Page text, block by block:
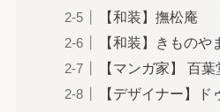
【和装】撫松庵
【和装】きものや
【マンガ家】 百葉
【デザイナー】ド